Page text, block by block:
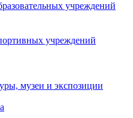
учреждений
учреждений
музеи и экспозиции